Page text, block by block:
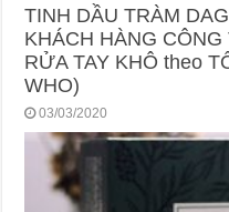
TINH DẦU TRÀM
KHÁCH HÀNG
RỬA TAY KHÔ theo
WHO)
03/03/2020